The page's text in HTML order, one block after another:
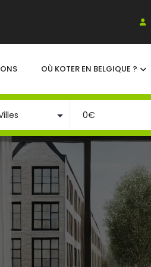
OÙ KOTER EN BELGIQUE ?